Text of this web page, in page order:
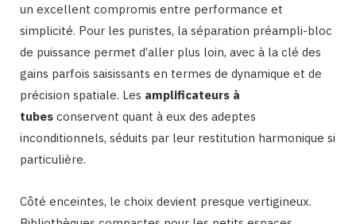
un excellent compromis entre performance et
simplicité. Pour les puristes, la séparation préampli-bloc
de puissance permet d’aller plus loin, avec à la clé des
gains parfois saisissants en termes de dynamique et de
précision spatiale. Les amplificateurs à
tubes conservent quant à eux des adeptes
inconditionnels, séduits par leur restitution harmonique si
particulière.
Côté enceintes, le choix devient presque vertigineux.